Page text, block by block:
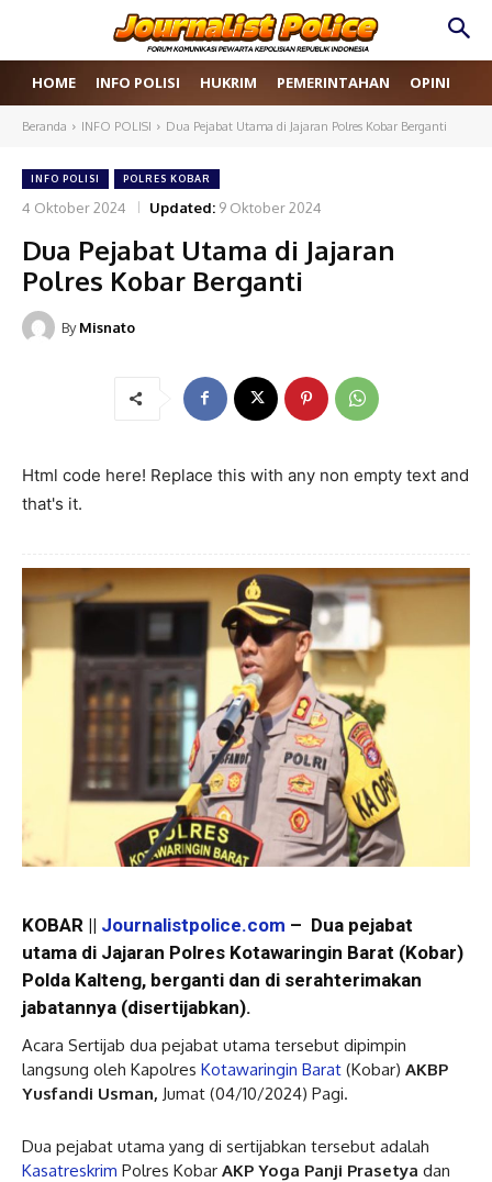
HOME INFO POLISI HUKRIM PEMERINTAHAN OPINI
Beranda INFO POLISI Dua Pejabat Utama di Jajaran Polres Kobar Berganti
INFO POLISI POLRES KOBAR
4 Oktober 2024 Updated: 9 Oktober 2024
Dua Pejabat Utama di Jajaran
Polres Kobar Berganti
By Misnato
Html code here! Replace this with any non empty text and
that's it.
KOBAR || Journalistpolice.com – Dua pejabat
utama di Jajaran Polres Kotawaringin Barat (Kobar)
Polda Kalteng, berganti dan di serahterimakan
jabatannya (disertijabkan).
Acara Sertijab dua pejabat utama tersebut dipimpin
langsung oleh Kapolres Kotawaringin Barat (Kobar) AKBP
Yusfandi Usman, Jumat (04/10/2024) Pagi.
Dua pejabat utama yang di sertijabkan tersebut adalah
Kasatreskrim Polres Kobar AKP Yoga Panji Prasetya dan